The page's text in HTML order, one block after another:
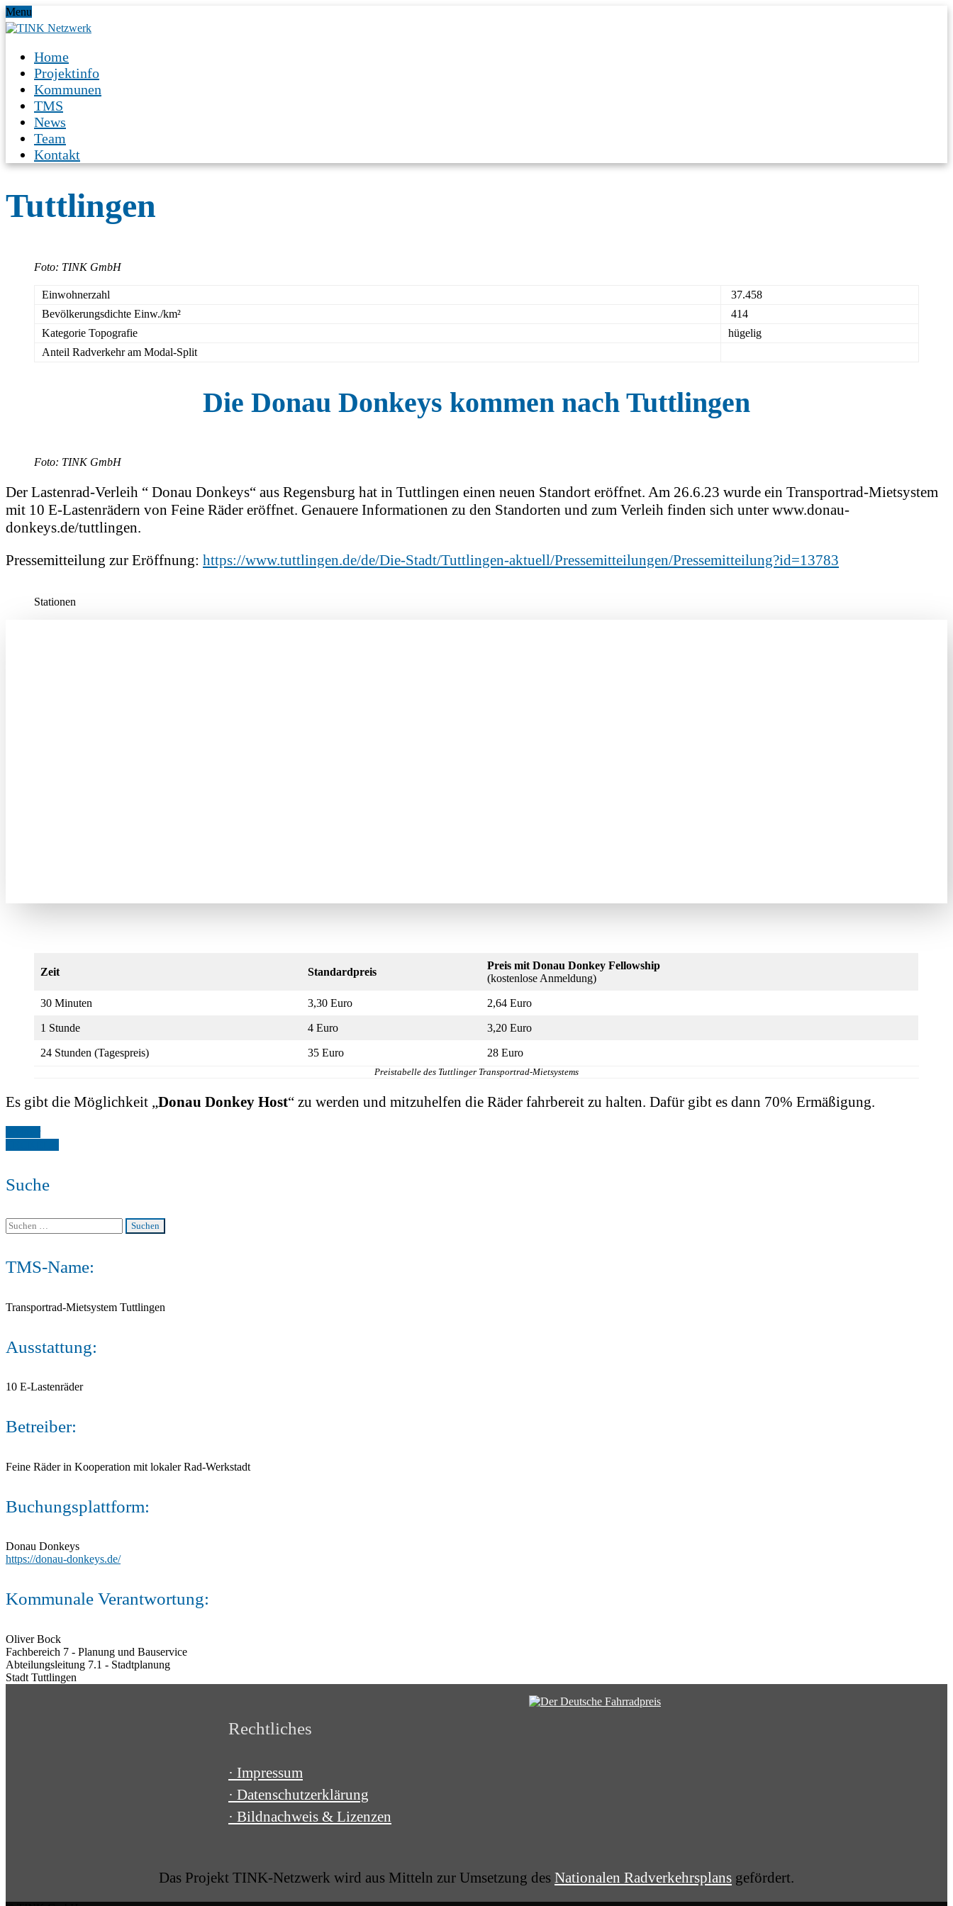
Menu
Home
Projektinfo
Kommunen
TMS
News
Team
Kontakt
Tuttlingen
Foto: TINK GmbH
Einwohnerzahl
37.458
Bevölkerungsdichte Einw./km²
414
Kategorie Topografie
hügelig
Anteil Radverkehr am Modal-Split
Die Donau Donkeys kommen nach Tuttlingen
Foto: TINK GmbH
Der Lastenrad-Verleih “ Donau Donkeys“ aus Regensburg hat in Tuttlingen einen neuen Standort eröffnet. Am 26.6.23 wurde ein Transportrad-Mietsystem
mit 10 E-Lastenrädern von Feine Räder eröffnet. Genauere Informationen zu den Standorten und zum Verleih finden sich unter www.donau-
donkeys.de/tuttlingen.
Pressemitteilung zur Eröffnung: https://www.tuttlingen.de/de/Die-Stadt/Tuttlingen-aktuell/Pressemitteilungen/Pressemitteilung?id=13783
Stationen
Zeit Standardpreis
Preis mit Donau Donkey Fellowship
(kostenlose Anmeldung)
30 Minuten 3,30 Euro 2,64 Euro
1 Stunde 4 Euro 3,20 Euro
24 Stunden (Tagespreis) 35 Euro 28 Euro
Preistabelle des Tuttlinger Transportrad-Mietsystems
Es gibt die Möglichkeit „Donau Donkey Host“ zu werden und mitzuhelfen die Räder fahrbereit zu halten. Dafür gibt es dann 70% Ermäßigung.
Suche
Suchen
nach:
TMS-Name:
Transportrad-Mietsystem Tuttlingen
Ausstattung:
10 E-Lastenräder
Betreiber:
Feine Räder in Kooperation mit lokaler Rad-Werkstadt
Buchungsplattform:
Donau Donkeys
https://donau-donkeys.de/
Kommunale Verantwortung:
Oliver Bock
Fachbereich 7 - Planung und Bauservice
Abteilungsleitung 7.1 - Stadtplanung
Stadt Tuttlingen
Rechtliches
· Impressum
· Datenschutzerklärung
· Bildnachweis & Lizenzen
Das Projekt TINK-Netzwerk wird aus Mitteln zur Umsetzung des Nationalen Radverkehrsplans gefördert.